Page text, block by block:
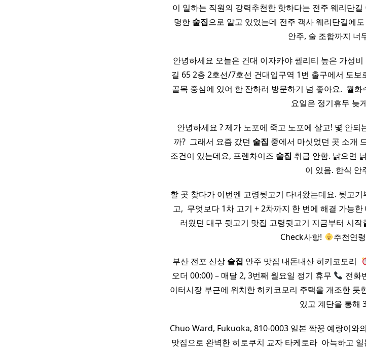
이 일하는 직원의 강력추천한 핫하다는 전주 웨리단길
명한 술집으로 알고 있었는데 전주 객사 웨리단길에
안주, 술 조합까지 너
안녕하세요 오늘은 건대 이자카야 퀄리티 높은 가성비
길 65 2층 2호선/7호선 건대입구역 1번 출구에서 도
골목 중심에 있어 한 잔하러 방문하기 넘 좋아요. ​ 월
요일은 정기휴무 늦
안녕하세요 ? 제가 노포에 죽고 노포에 살고! 몇 안
까? ​ 그래서 요즘 갔던 술집 중에서 마싯었던 곳 소개
조건이 있는데요, 프렌차이즈 술집 취급 안함. 낡으면
이 있음. 한식 안
할 곳 찾다가 이번엔 고령뒷고기 다녀왔는데요. 뒷고
고, ​ 무엇보다 1차 고기 + 2차까지 한 번에 해결 가능한
러웠던 대구 뒷고기 맛집 고령뒷고기 지금부터 시작
Check사항!
추천연
부산 전포 신상 술집 안주 맛집 내돈내산 히키코모리 ​
오더 00:00) – 매달 2, 3번째 월요일 정기 휴무
전화
이터시장 부근에 위치한 히키코모리 주택을 개조한 듯
있고 계단을 통해
Chuo Ward, Fukuoka, 810-0003 일본 짝꿍 예랑이와
맛집으로 완벽한 히토쿠치 교자 타케토라 ​ 아늑하고 일